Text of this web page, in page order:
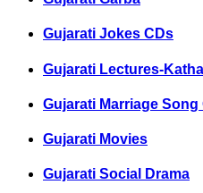
Gujarati Jokes CDs
Gujarati Lectures-
Gujarati Marriage Song
Gujarati Movies
Gujarati Social Drama